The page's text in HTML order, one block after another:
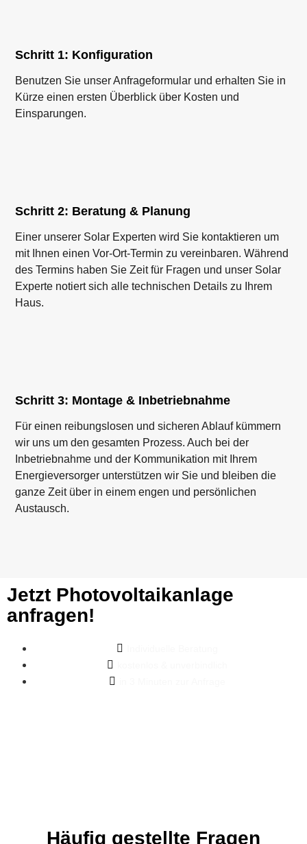
Schritt 1: Konfiguration
Benutzen Sie unser Anfrageformular und erhalten Sie in
Kürze einen ersten Überblick über Kosten und
Einsparungen.
Schritt 2: Beratung & Planung
Einer unserer Solar Experten wird Sie kontaktieren um
mit Ihnen einen Vor-Ort-Termin zu vereinbaren. Während
des Termins haben Sie Zeit für Fragen und unser Solar
Experte notiert sich alle technischen Details zu Ihrem
Haus.
Schritt 3: Montage & Inbetriebnahme
Für einen reibungslosen und sicheren Ablauf kümmern
wir uns um den gesamten Prozess. Auch bei der
Inbetriebnahme und der Kommunikation mit Ihrem
Energieversorger unterstützen wir Sie und bleiben die
ganze Zeit über in einem engen und persönlichen
Austausch.
Jetzt Photovoltaikanlage
anfragen!
Häufig gestellte Fragen